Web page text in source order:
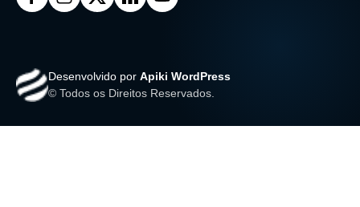
Desenvolvido por Apiki WordPress
© Todos os Direitos Reservados.